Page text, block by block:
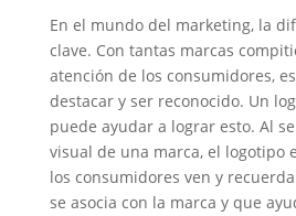
En el mundo del marketing, la
clave. Con tantas marcas
atención de los consumidores,
destacar y ser reconocido. Un
puede ayudar a lograr esto. Al
visual de una marca, el logotipo
los consumidores ven y
se asocia con la marca y que